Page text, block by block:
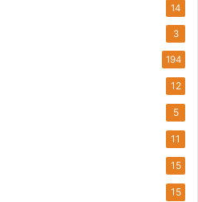
14
3
194
12
5
11
15
15